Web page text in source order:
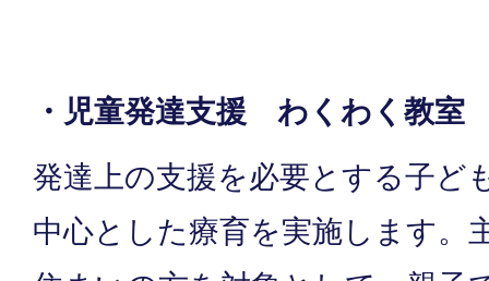
・児童発達支援 わくわく教室
発達上の支援を必要とする子ど
中心とした療育を実施します。